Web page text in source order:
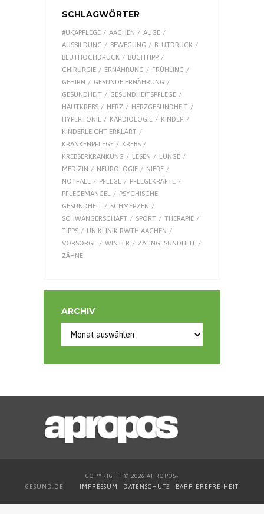
SCHLAGWÖRTER
#UKAPFLEGE AACHEN
AUGE
AUSBILDUNG
BEWEGUNG
BLUTDRUCK
BLUTHOCHDRUCK
BUCHTIPP
CHIRURGIE
ERNÄHRUNG
FRÜHLING
GEHIRN
GESUNDE ERNÄHRUNG
GESUNDHEIT
GESUNDHEITSPFLEGE
HAUTKREBS
HERZ
HERZGESUNDHEIT
HYPERTONIE
KARDIOLOGIE
KINDER
KINDERLEICHT ERKLÄRT
KRANKENPFLEGE
KREBS
KREBSERKRANKUNG
LESEN
LUNGE
MEDIZIN
NEUROLOGIE
NIERE
NOTFALL
PFLEGE
PFLEGEKRÄFTE
PFLEGEMANGEL
PSYCHISCHE
GESUNDHEIT
SCHMERZEN
SCHWANGERSCHAFT
SPORT
THERAPIE
TIPPS
UNIKLINIK RWTH AACHEN
VORSORGE
WINTER
ZAHNGESUNDHEIT
ZÄHNE
ARCHIV
COPYRIGHT © 2026 APROPOS-
GESUND.DE IMPRESSUM DATENSCHUTZ BARRIEREFREIHEIT